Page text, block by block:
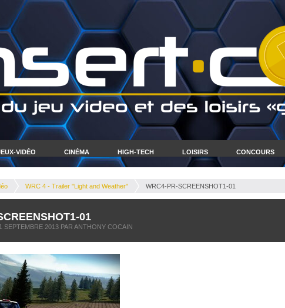
VIDÉO CINÉMA HIGH-TECH LOISIRS CONCOURS
WRC 4 - Trailer "Light and Weather" WRC4-PR-SCREENSHOT1-01
01
SEPTEMBRE 2013 PAR ANTHONY COCAIN